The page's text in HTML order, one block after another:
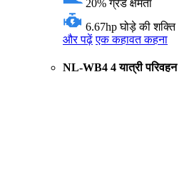
20% ग्रेड क्षमता
6.67hp घोड़े की शक्ति
और पढ़ें एक कहावत कहना
NL-WB4 4 यात्री परिवहन